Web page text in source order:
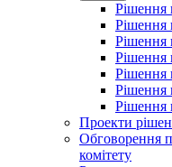
Рішення
Рішення
Рішення
Рішення
Рішення
Рішення
Рішення
Проекти
Обговорення
комітету